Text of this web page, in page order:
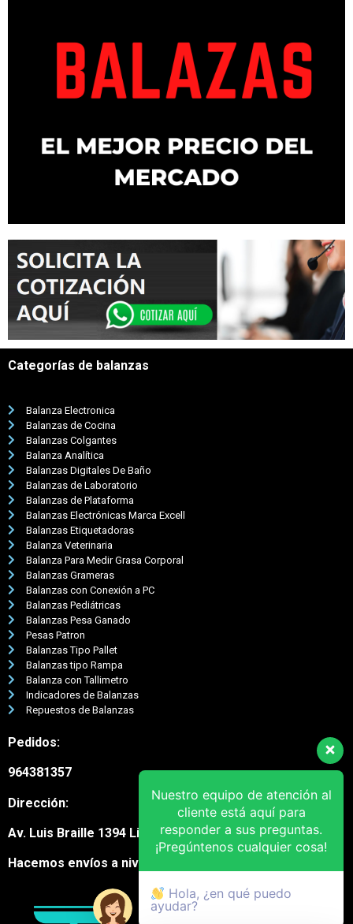
Categorías de balanzas
Balanza Electronica
Balanzas de Cocina
Balanzas Colgantes
Balanza Analítica
Balanzas Digitales De Baño
Balanzas de Laboratorio
Balanzas de Plataforma
Balanzas Electrónicas Marca Excell
Balanzas Etiquetadoras
Balanza Veterinaria
Balanza Para Medir Grasa Corporal
Balanzas Grameras
Balanzas con Conexión a PC
Balanzas Pediátricas
Balanzas Pesa Ganado
Pesas Patron
Balanzas Tipo Pallet
Balanzas tipo Rampa
Balanza con Tallimetro
Indicadores de Balanzas
Repuestos de Balanzas
Pedidos:
964381357
Dirección:
Av. Luis Braille 1394 Lima Cercado
Hacemos envíos a nivel nacional
Nuestro equipo de atención al
cliente está aquí para
responder a sus preguntas.
¡Pregúntenos cualquier cosa!
Hola, ¿en qué puedo
ayudar?